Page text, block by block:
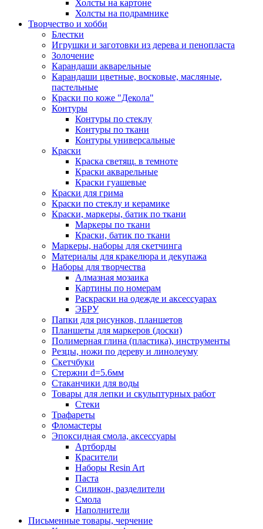
Холсты на картоне
Холсты на подрамнике
Творчество и хобби
Блестки
Игрушки и заготовки из дерева и пенопласта
Золочение
Карандаши акварельные
Карандаши цветные, восковые, масляные,
пастельные
Краски по коже "Декола"
Контуры
Контуры по стеклу
Контуры по ткани
Контуры универсальные
Краски
Краска светящ. в темноте
Краски акварельные
Краски гуашевые
Краски для грима
Краски по стеклу и керамике
Краски, маркеры, батик по ткани
Маркеры по ткани
Краски, батик по ткани
Маркеры, наборы для скетчинга
Материалы для кракелюра и декупажа
Наборы для творчества
Алмазная мозаика
Картины по номерам
Раскраски на одежде и аксессуарах
ЭБРУ
Папки для рисунков, планшетов
Планшеты для маркеров (доски)
Полимерная глина (пластика), инструменты
Резцы, ножи по дереву и линолеуму
Скетчбуки
Стержни d=5.6мм
Стаканчики для воды
Товары для лепки и скульптурных работ
Стеки
Трафареты
Фломастеры
Эпоксидная смола, аксессуары
Артборды
Красители
Наборы Resin Art
Паста
Силикон, разделители
Смола
Наполнители
Письменные товары, черчение